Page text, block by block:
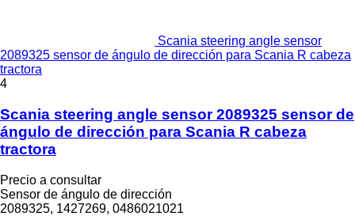
Scania steering angle sensor
2089325 sensor de ángulo de dirección para Scania R cabeza
tractora
4
Scania steering angle sensor 2089325 sensor de
ángulo de dirección para Scania R cabeza
tractora
Precio a consultar
Sensor de ángulo de dirección
2089325, 1427269, 0486021021